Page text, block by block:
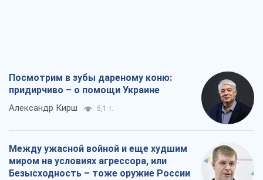
Посмотрим в зубы дареному коню:
придирчиво – о помощи Украине
Александр Кирш 5,1 т.
Между ужасной войной и еще худшим
миром на условиях агрессора, или
Безысходность – тоже оружие России